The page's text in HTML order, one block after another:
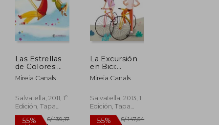
Las Estrellas
de Colores:
Emociones 3
(la Alegria)
Mireia Canals
Salvatella, 2011, 1º
Edición, Tapa
Dura, Nuevo
La Excursión
en Bici:
Emociones 12
(la
Mireia Canals
Salvatella, 2013, 1
Edición, Tapa
Blanda, Nuevo